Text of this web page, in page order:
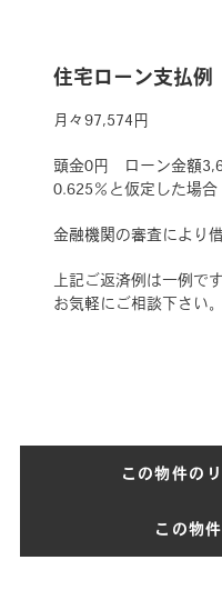
住宅ローン支払例
月々97,574円
頭金0円 ローン金額
0.625％と仮定した場合
金融機関の審査により
上記ご返済例は一例で
お気軽にご相談下さい。
この物件の
この物